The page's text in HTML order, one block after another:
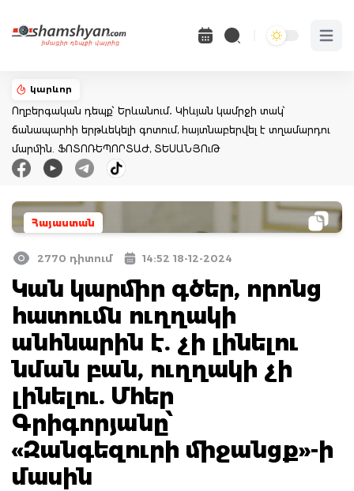
Open
կարևոր
Ողբերգական դեպք՝ Երևանում․ Կիևյան կամրջի տակ՝
ճանապարհի երթևեկելի գոտում, հայտնաբերվել է տղամարդու
մարմին. ՖՈՏՈՌԵՊՈՐՏԱԺ, ՏԵՍԱՆՅՈւԹ
Հայաստան
2770 դիտում 14:52 18-12-2024
Կան կարմիր գծեր, որոնց
հատումն ուղղակի
անհնարին է. չի լինելու
նման բան, ուղղակի չի
լինելու. Մհեր
Գրիգորյանը՝
«Զանգեզուրի միջանցք»-ի
մասին